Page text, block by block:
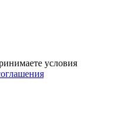
условия